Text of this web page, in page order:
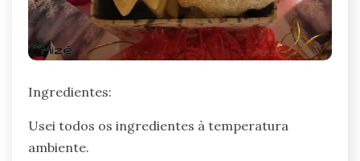
Ingredientes:
Usei todos os ingredientes à temperatura
ambiente.